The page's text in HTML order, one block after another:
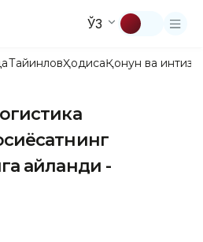
ЎЗ
ТайинловҲодисаҚонун ва
айланди -